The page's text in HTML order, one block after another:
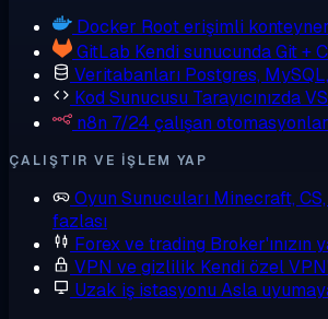
Docker Root erişimli
GitLab Kendi sunucunda Git +
Veritabanları Postgres,
Kod Sunucusu Tarayıcınızda
n8n 7/24 çalışan otomasyonlar
ÇALIŞTIR VE IŞLEM YAP
Oyun Sunucuları Minecraft,
fazlası
Forex ve trading Broker'ınızın
VPN ve gizlilik Kendi özel
Uzak iş istasyonu Asla